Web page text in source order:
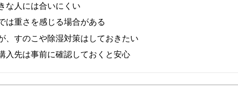
な人には合いにくい
は重さを感じる場合がある
、すのこや除湿対策はしておきたい
入先は事前に確認しておくと安心